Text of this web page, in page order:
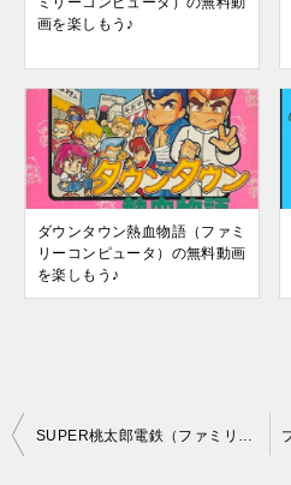
画を楽しもう♪
ダウンタウン熱血物語（ファミ
リーコンピュータ）の無料動画
を楽しもう♪
投